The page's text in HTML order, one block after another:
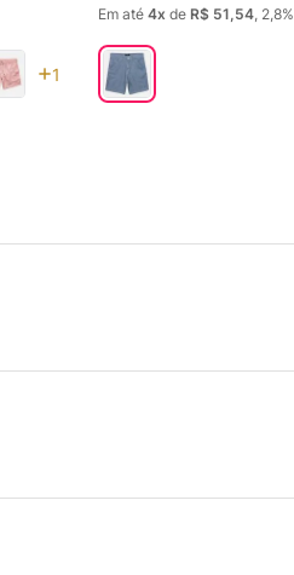
1
Em até 4 de R$ 51,54, 2,8%